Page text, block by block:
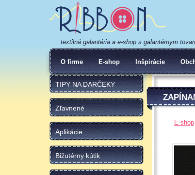
textilná galantéria a e-shop s galantérnym
O firme E-shop Inšpirácie
TIPY NA DARČEKY
Zľavnené
Aplikácie
Bižutérny kútik
E-shop